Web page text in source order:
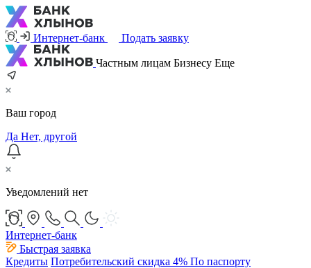
Интернет-банк Подать заявку
Частным лицам Бизнесу Еще
Ваш город
Да Нет, другой
Уведомлений нет
Интернет-банк
Быстрая заявка
Кредиты Потребительский скидка 4% По паспорту